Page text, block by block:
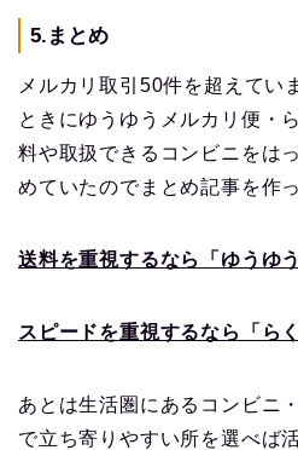
5.まとめ
メルカリ取引50件を超えてい
ときにゆうゆうメルカリ便・
料や取扱できるコンビニをは
めていたのでまとめ記事を作
送料を重視するなら「ゆうゆ
スピードを重視するなら「ら
あとは生活圏にあるコンビニ
で立ち寄りやすい所を選べば